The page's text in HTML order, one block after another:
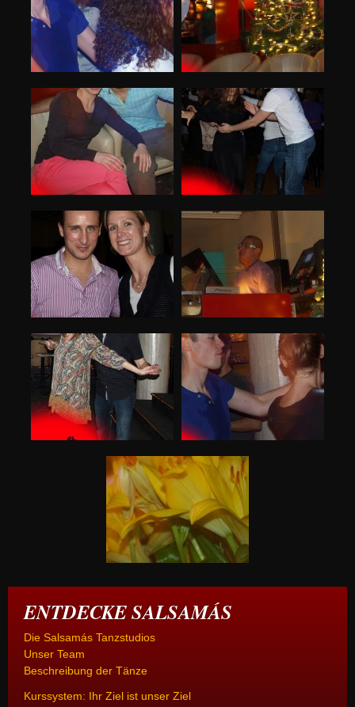
ENTDECKE SALSAMÁS
Die Salsamás Tanzstudios
Unser Team
Beschreibung der Tänze
Kurssystem: Ihr Ziel ist unser Ziel